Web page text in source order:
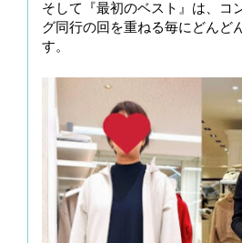
そして『最初のベスト』は、コ
グ同行の回を重ねる毎にどんど
す。